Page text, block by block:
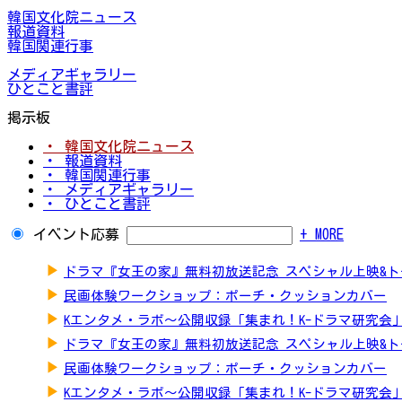
韓国文化院ニュース
報道資料
韓国関連行事
メディアギャラリー
ひとこと書評
掲示板
・ 韓国文化院ニュース
・ 報道資料
・ 韓国関連行事
・ メディアギャラリー
・ ひとこと書評
イベント応募 + MORE
▶ ドラマ『女王の家』無料初放送記念 スペシャル上映&
▶ 民画体験ワークショップ：ポーチ・クッションカバー
▶ Kエンタメ・ラボ～公開収録「集まれ！K-ドラマ研究会」
▶ ドラマ『女王の家』無料初放送記念 スペシャル上映&
▶ 民画体験ワークショップ：ポーチ・クッションカバー
▶ Kエンタメ・ラボ～公開収録「集まれ！K-ドラマ研究会」